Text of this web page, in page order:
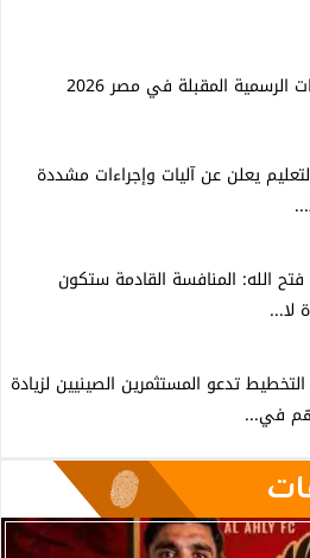
الرسمية المقبلة في مصر 2026
يعلن عن آليات وإجراءات مشددة
الله: المنافسة القادمة ستكون
لا...
التخطيط تدعو المستثمرين الصينيين لزيادة
في...